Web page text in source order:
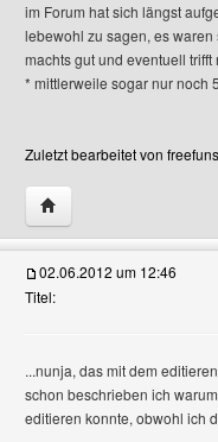
im Forum hat sich längst
lebewohl zu sagen, es
machts gut und eventuell
* mittlerweile sogar nur noch
Zuletzt bearbeitet von
Website dieses
Profile anzeigen
02.06.2012 um 12:46
Titel:
...nunja, das mit dem
schon beschrieben ich
editieren konnte, obwohl ich